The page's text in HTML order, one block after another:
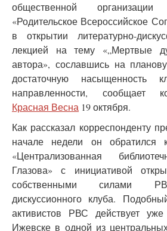
общественной
«Родительское Всероссийское
в открытии литературно-
лекцией на тему «„Мертвые
автора», сославшись на
достаточную насыщенность
направленности, сообщает
Красная Весна 19 октября.
Как рассказал корреспонденту
начале недели он обратился
«Централизованная
Глазова» с инициативой
собственными силами
дискуссионного клуба.
активистов РВС действует
Ижевске в одной из